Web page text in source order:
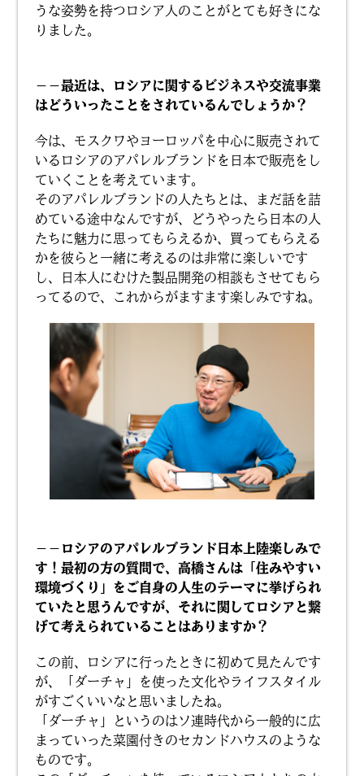
うな姿勢を持つロシア人のことがとても好きにな
りました。
－－最近は、ロシアに関するビジネスや交流事業
はどういったことをされているんでしょうか？
今は、モスクワやヨーロッパを中心に販売されて
いるロシアのアパレルブランドを日本で販売をし
ていくことを考えています。
そのアパレルブランドの人たちとは、まだ話を詰
めている途中なんですが、どうやったら日本の人
たちに魅力に思ってもらえるか、買ってもらえる
かを彼らと一緒に考えるのは非常に楽しいです
し、日本人にむけた製品開発の相談もさせてもら
ってるので、これからがますます楽しみですね。
－－ロシアのアパレルブランド日本上陸楽しみで
す！最初の方の質問で、高橋さんは「住みやすい
環境づくり」をご自身の人生のテーマに挙げられ
ていたと思うんですが、それに関してロシアと繋
げて考えられていることはありますか？
この前、ロシアに行ったときに初めて見たんです
が、「ダーチャ」を使った文化やライフスタイル
がすごくいいなと思いましたね。
「ダーチャ」というのはソ連時代から一般的に広
まっていった菜園付きのセカンドハウスのような
ものです。